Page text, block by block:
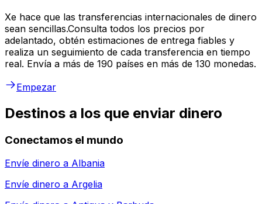
Xe hace que las transferencias internacionales de dinero
sean sencillas.Consulta todos los precios por
adelantado, obtén estimaciones de entrega fiables y
realiza un seguimiento de cada transferencia en tiempo
real. Envía a más de 190 países en más de 130 monedas.
Empezar
Destinos a los que enviar dinero
Conectamos el mundo
Envíe dinero a Albania
Envíe dinero a Argelia